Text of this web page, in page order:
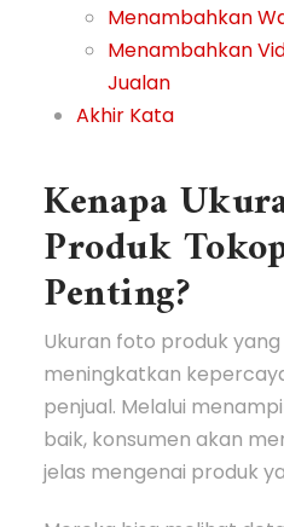
Menambahkan
Menambahkan
Jualan
Akhir Kata
Kenapa
Produk
Penting?
Ukuran foto produk
meningkatkan
penjual. Melalui
baik, konsumen akan
jelas mengenai produk